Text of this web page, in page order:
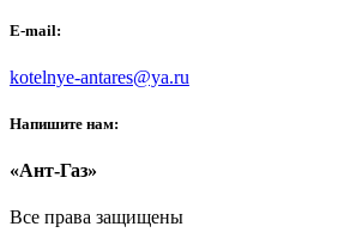
E-mail:
kotelnye-antares@ya.ru
Напишите нам:
«Ант-Газ»
Все права защищены